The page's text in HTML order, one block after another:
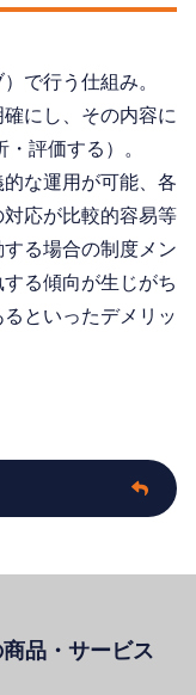
で行う仕組み。
にし、その内容に
評価する）。
な運用が可能、各
応が比較的容易等
る場合の制度メン
る傾向が生じがち
といったデメリッ
品・サービス